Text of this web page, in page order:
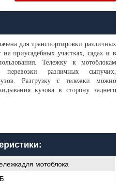
для транспортировки различных
приусадебных участках, садах и в
Тележку к мотоблокам
различных сыпучих,
Разгрузку с тележки можно
кузова в сторону заднего
мотоблока